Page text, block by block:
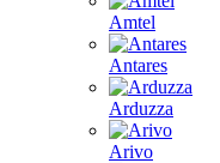
Amtel
Antares
Arduzza
Arivo